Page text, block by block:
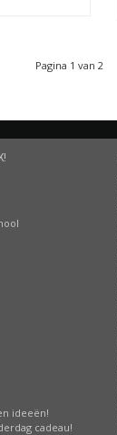
Pagina 1 van 2
ideeën!
cadeau!